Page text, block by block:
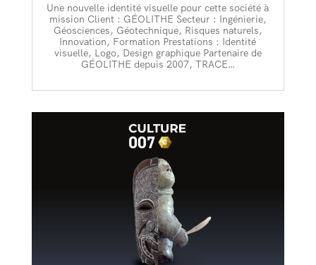
Une nouvelle identité visuelle pour cette société à
mission Client : GÉOLITHE Secteur : Ingénierie,
Géosciences, Géotechnique, Risques naturels,
Innovation, Formation Prestations : Identité
visuelle, Logo, Design graphique Partenaire de
GÉOLITHE depuis 2007, TRACE…